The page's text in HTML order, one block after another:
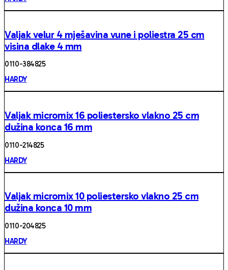
Valjak velur 4 mješavina vune i poliestra 25 cm
visina dlake 4 mm
0110 -384825
HARDY
Valjak micromix 16 poliestersko vlakno 25 cm
dužina konca 16 mm
0110 -214825
HARDY
Valjak micromix 10 poliestersko vlakno 25 cm
dužina konca 10 mm
0110 -204825
HARDY